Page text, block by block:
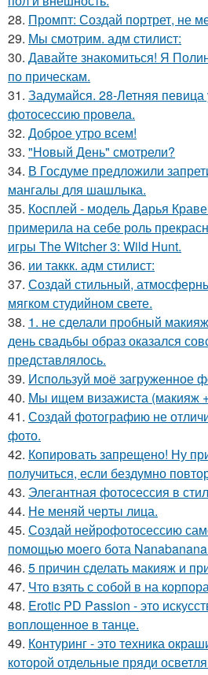
28. Промпт: Создай портрет, не
29. Мы смотрим. адм стилист:
30. Давайте знакомиться! Я
по прическам.
31. Задумайся. 28-Летняя певица
фотосессию провела.
32. Доброе утро всем!
33. "Новый День" смотрели?
34. В Госдуме предложили
мангалы для шашлыка.
35. Косплей - модель Дарья
примерила на себе роль
игры The Witcher 3: Wild Hunt.
36. ии таккк. адм стилист:
37. Создай стильный,
мягком студийном свете.
38. 1. не сделали пробный
день свадьбы образ оказался
представлялось.
39. Используй моё загруженное
40. Мы ищем визажиста (макияж
41. Создай фотографию не
фото.
42. Копировать запрещено! Ну
получиться, если бездумно
43. Элегантная фотосессия в
44. Не меняй черты лица.
45. Создай нейрофотосессию
помощью моего бота
46. 5 причин сделать макияж и
47. Что взять с собой в на
48. Erotic PD Passion - это
воплощенное в танце.
49. Контуринг - это техника
которой отдельные пряди